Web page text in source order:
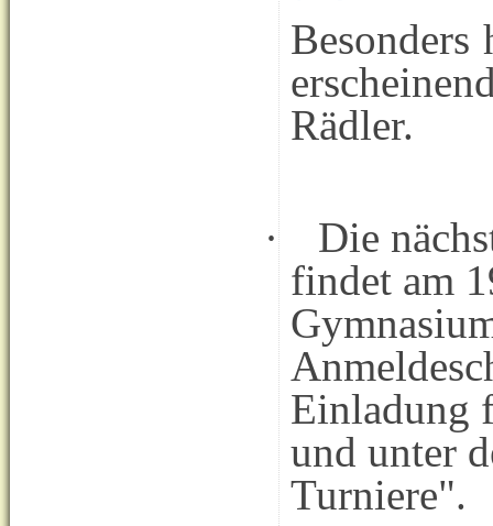
Rädler.
·
Die
findet am
Einladung
und unter
Turniere".